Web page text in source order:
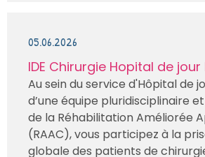
05.06.2026
IDE Chirurgie Hopital de jour
Au sein du service d'Hôpital de
d’une équipe pluridisciplinaire
de la Réhabilitation Améliorée
(RAAC), vous participez à la
globale des patients de